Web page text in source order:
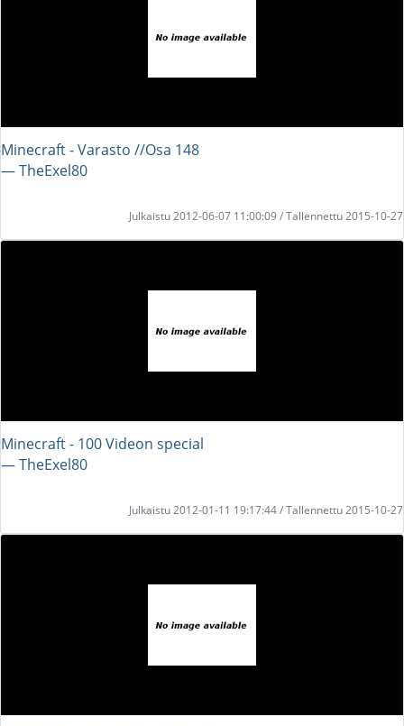
Minecraft - Varasto //Osa 148
― TheExel80
Julkaistu 2012-06-07 11:00:09 / Tallennettu 2015-10-27
Minecraft - 100 Videon special
― TheExel80
Julkaistu 2012-01-11 19:17:44 / Tallennettu 2015-10-27